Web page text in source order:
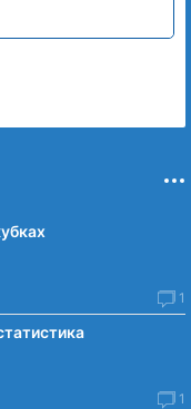
1
1